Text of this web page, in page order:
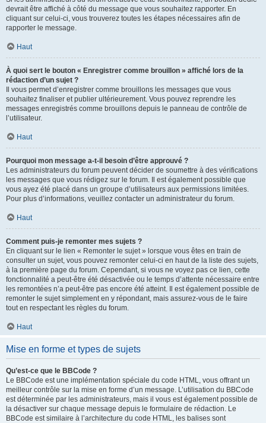
devrait être affiché à côté du message que vous souhaitez rapporter. En
cliquant sur celui-ci, vous trouverez toutes les étapes nécessaires afin de
rapporter le message.
Haut
À quoi sert le bouton « Enregistrer comme brouillon » affiché lors de la
rédaction d’un sujet ?
Il vous permet d’enregistrer comme brouillons les messages que vous
souhaitez finaliser et publier ultérieurement. Vous pouvez reprendre les
messages enregistrés comme brouillons depuis le panneau de contrôle de
l’utilisateur.
Haut
Pourquoi mon message a-t-il besoin d’être approuvé ?
Les administrateurs du forum peuvent décider de soumettre à des vérifications
les messages que vous rédigez sur le forum. Il est également possible que
vous ayez été placé dans un groupe d’utilisateurs aux permissions limitées.
Pour plus d’informations, veuillez contacter un administrateur du forum.
Haut
Comment puis-je remonter mes sujets ?
En cliquant sur le lien « Remonter le sujet » lorsque vous êtes en train de
consulter un sujet, vous pouvez remonter celui-ci en haut de la liste des sujets,
à la première page du forum. Cependant, si vous ne voyez pas ce lien, cette
fonctionnalité a peut-être été désactivée ou le temps d’attente nécessaire entre
les remontées n’a peut-être pas encore été atteint. Il est également possible de
remonter le sujet simplement en y répondant, mais assurez-vous de le faire
tout en respectant les règles du forum.
Haut
Mise en forme et types de sujets
Qu’est-ce que le BBCode ?
Le BBCode est une implémentation spéciale du code HTML, vous offrant un
meilleur contrôle sur la mise en forme d’un message. L’utilisation du BBCode
est déterminée par les administrateurs, mais il vous est également possible de
la désactiver sur chaque message depuis le formulaire de rédaction. Le
BBCode est similaire à l’architecture du code HTML, les balises sont